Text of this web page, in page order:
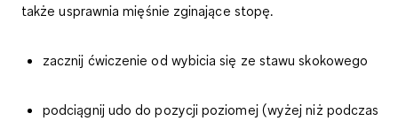
także usprawnia mięśnie zginające stopę.
zacznij ćwiczenie od wybicia się ze stawu skokowego
podciągnij udo do pozycji poziomej (wyżej niż podczas